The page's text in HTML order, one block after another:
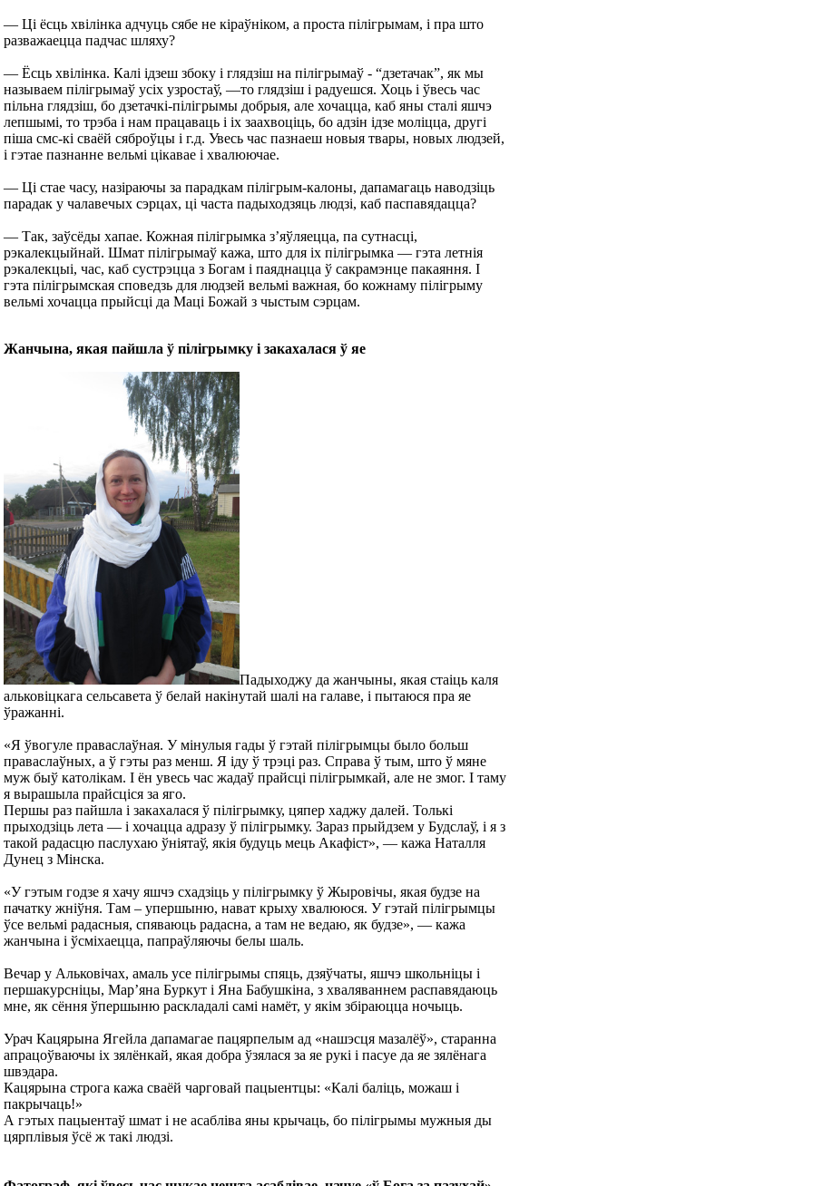
— Ці ёсць хвілінка адчуць сябе не кіраўніком, а проста пілігрымам, і пра што
разважаецца падчас шляху?
— Ёсць хвілінка. Калі ідзеш збоку і глядзіш на пілігрымаў - “дзетачак”, як мы
называем пілігрымаў усіх узростаў, —то глядзіш і радуешся. Хоць і ўвесь час
пільна глядзіш, бо дзетачкі-пілігрымы добрыя, але хочацца, каб яны сталі яшчэ
лепшымі, то трэба і нам працаваць і іх заахвоціць, бо адзін ідзе моліцца, другі
піша смс-кі сваёй сяброўцы і г.д. Увесь час пазнаеш новыя твары, новых людзей,
і гэтае пазнанне вельмі цікавае і хвалюючае.
— Ці стае часу, назіраючы за парадкам пілігрым-калоны, дапамагаць наводзіць
парадак у чалавечых сэрцах, ці часта падыходзяць людзі, каб паспавядацца?
— Так, заўсёды хапае. Кожная пілігрымка з’яўляецца, па сутнасці,
рэкалекцыйнай. Шмат пілігрымаў кажа, што для іх пілігрымка — гэта летнія
рэкалекцыі, час, каб сустрэцца з Богам і паяднацца ў сакрамэнце пакаяння. І
гэта пілігрымская споведзь для людзей вельмі важная, бо кожнаму пілігрыму
вельмі хочацца прыйсці да Маці Божай з чыстым сэрцам.
Жанчына, якая пайшла ў пілігрымку і закахалася ў яе
Падыходжу да жанчыны, якая стаіць каля
альковіцкага сельсавета ў белай накінутай шалі на галаве, і пытаюся пра яе
ўражанні.
«Я ўвогуле праваслаўная. У мінулыя гады ў гэтай пілігрымцы было больш
праваслаўных, а ў гэты раз менш. Я іду ў трэці раз. Справа ў тым, што ў мяне
муж быў католікам. І ён увесь час жадаў прайсці пілігрымкай, але не змог. І таму
я вырашыла прайсціся за яго.
Першы раз пайшла і закахалася ў пілігрымку, цяпер хаджу далей. Толькі
прыходзіць лета — і хочацца адразу ў пілігрымку. Зараз прыйдзем у Будслаў, і я з
такой радасцю паслухаю ўніятаў, якія будуць мець Акафіст», — кажа Наталля
Дунец з Мінска.
«У гэтым годзе я хачу яшчэ схадзіць у пілігрымку ў Жыровічы, якая будзе на
пачатку жніўня. Там – упершыню, нават крыху хвалююся. У гэтай пілігрымцы
ўсе вельмі радасныя, спяваюць радасна, а там не ведаю, як будзе», — кажа
жанчына і ўсміхаецца, папраўляючы белы шаль.
Вечар у Альковічах, амаль усе пілігрымы спяць, дзяўчаты, яшчэ школьніцы і
першакурсніцы, Мар’яна Буркут і Яна Бабушкіна, з хваляваннем распавядаюць
мне, як сёння ўпершыню раскладалі самі намёт, у якім збіраюцца ночыць.
Урач Кацярына Ягейла дапамагае пацярпелым ад «нашэсця мазалёў», старанна
апрацоўваючы іх зялёнкай, якая добра ўзялася за яе рукі і пасуе да яе зялёнага
швэдара.
Кацярына строга кажа сваёй чарговай пацыентцы: «Калі баліць, можаш і
пакрычаць!»
А гэтых пацыентаў шмат і не асабліва яны крычаць, бо пілігрымы мужныя ды
цярплівыя ўсё ж такі людзі.